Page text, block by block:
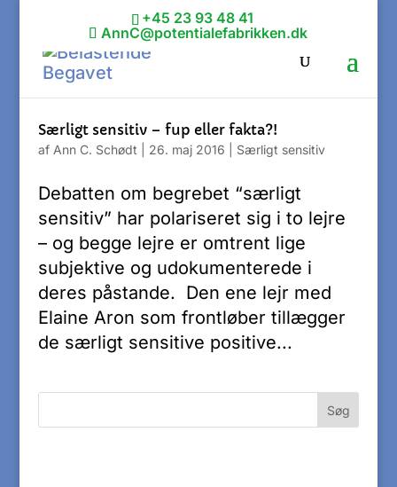
+45 23 93 48 41
AnnC@potentialefabrikken.dk
Særligt sensitiv – fup eller fakta?!
af Ann C. Schødt 26. maj 2016 Særligt sensitiv
Debatten om begrebet “særligt
sensitiv” har polariseret sig i to lejre
– og begge lejre er omtrent lige
subjektive og udokumenterede i
deres påstande. Den ene lejr med
Elaine Aron som frontløber tillægger
de særligt sensitive positive...